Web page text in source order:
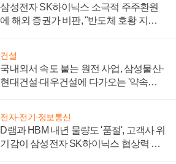
삼성전자 SK하이닉스 소극적 주주환원
에 해외 증권가 비판, "반도체 호황 지속
건설
국내외서 속도 붙는 원전 사업, 삼성물산·
현대건설·대우건설에 다가오는 '약속의
전자·전기·정보통신
D램과 HBM 내년 물량도 '품절', 고객사 위
기감이 삼성전자 SK하이닉스 협상력 더